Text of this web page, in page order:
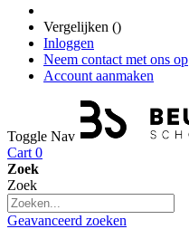
Vergelijken ()
Inloggen
Neem contact met ons op
Account aanmaken
Toggle Nav
Cart 0
Zoek
Zoek
Geavanceerd zoeken